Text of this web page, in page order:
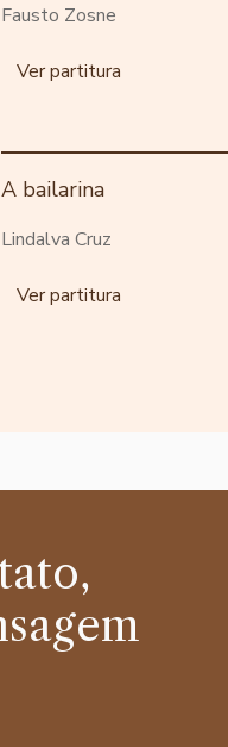
Fausto Zosne
Ver partitura
A bailarina
Lindalva Cruz
Ver partitura